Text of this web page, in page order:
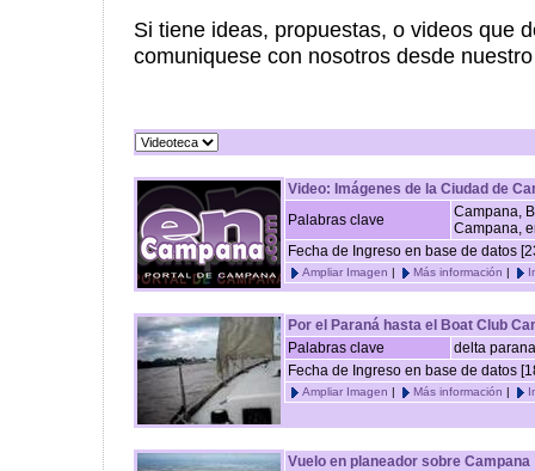
Si tiene ideas, propuestas, o videos que
comuniquese con nosotros desde
Video: Imágenes de la Ciudad de
Palabras clave
Campana,
Campana,
Fecha de Ingreso en base de datos
Ampliar Imagen | Más información |
Por el Paraná hasta el Boat Club
Palabras clave
delta
Fecha de Ingreso en base de datos
Ampliar Imagen | Más información |
Vuelo en planeador sobre Campana